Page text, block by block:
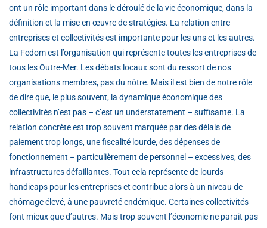
ont un rôle important dans le déroulé de la vie économique, dans la
définition et la mise en œuvre de stratégies. La relation entre
entreprises et collectivités est importante pour les uns et les autres.
La Fedom est l’organisation qui représente toutes les entreprises de
tous les Outre-Mer. Les débats locaux sont du ressort de nos
organisations membres, pas du nôtre. Mais il est bien de notre rôle
de dire que, le plus souvent, la dynamique économique des
collectivités n’est pas – c’est un understatement – suffisante. La
relation concrète est trop souvent marquée par des délais de
paiement trop longs, une fiscalité lourde, des dépenses de
fonctionnement – particulièrement de personnel – excessives, des
infrastructures défaillantes. Tout cela représente de lourds
handicaps pour les entreprises et contribue alors à un niveau de
chômage élevé, à une pauvreté endémique. Certaines collectivités
font mieux que d’autres. Mais trop souvent l’économie ne parait pas